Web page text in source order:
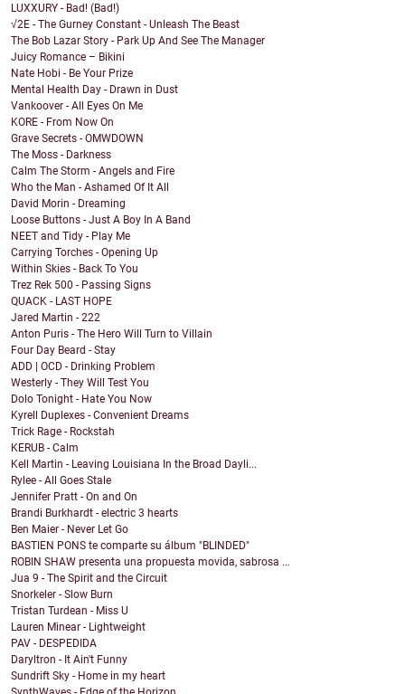
LUXXURY - Bad! (Bad!)
√2E - The Gurney Constant - Unleash The Beast
The Bob Lazar Story - Park Up And See The Manager
Juicy Romance – Bikini
Nate Hobi - Be Your Prize
Mental Health Day - Drawn in Dust
Vankoover - All Eyes On Me
KORE - From Now On
Grave Secrets - OMWDOWN
The Moss - Darkness
Calm The Storm - Angels and Fire
Who the Man - Ashamed Of It All
David Morin - Dreaming
Loose Buttons - Just A Boy In A Band
NEET and Tidy - Play Me
Carrying Torches - Opening Up
Within Skies - Back To You
Trez Rek 500 - Passing Signs
QUACK - LAST HOPE
Jared Martin - 222
Anton Puris - The Hero Will Turn to Villain
Four Day Beard - Stay
ADD | OCD - Drinking Problem
Westerly - They Will Test You
Dolo Tonight - Hate You Now
Kyrell Duplexes - Convenient Dreams
Trick Rage - Rockstah
KERUB - Calm
Kell Martin - Leaving Louisiana In the Broad Dayli...
Rylee - All Goes Stale
Jennifer Pratt - On and On
Brandi Burkhardt - electric 3 hearts
Ben Maier - Never Let Go
BASTIEN PONS te comparte su álbum "BLINDED"
ROBIN SHAW presenta una propuesta movida, sabrosa ...
Jua 9 - The Spirit and the Circuit
Snorkeler - Slow Burn
Tristan Turdean - Miss U
Lauren Minear - Lightweight
PAV - DESPEDIDA
Daryltron - It Ain't Funny
Sundrift Sky - Home in my heart